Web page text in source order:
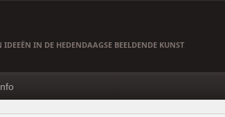
IN DE HEDENDAAGSE BEELDENDE KUNST